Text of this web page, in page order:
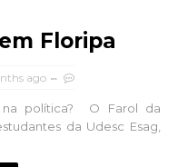
Floripa
ago
na política? O Farol da
da Udesc Esag,